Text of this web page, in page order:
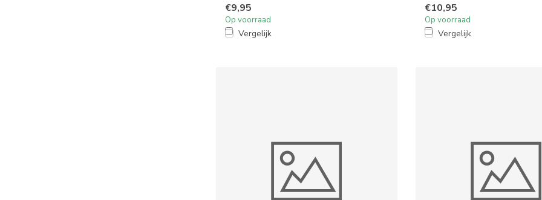
€9,95
Op voorraad
Vergelijk
€10,95
Op voorraad
Vergelijk